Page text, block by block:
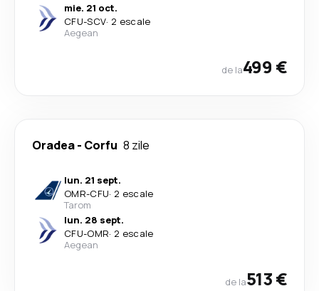
mie. 21 oct.
CFU-SCV· 2 escale
Aegean
de la499 €
Oradea- Corfu 8 zile
lun. 21 sept.
OMR-CFU· 2 escale
Tarom
lun. 28 sept.
CFU-OMR· 2 escale
Aegean
de la513 €